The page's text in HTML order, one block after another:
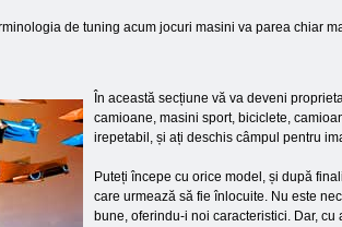
de tuning acum jocuri masini va parea chiar
În această secțiune vă va deveni
camioane, masini sport, biciclete,
irepetabil, și ați deschis câmpul pentru
Puteți începe cu orice model, și după
care urmează să fie înlocuite. Nu este
bune, oferindu-i noi caracteristici. Dar,